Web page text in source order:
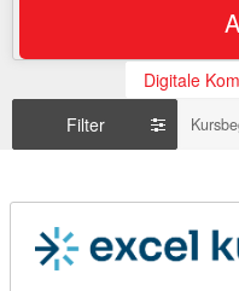
Digitale
Filter